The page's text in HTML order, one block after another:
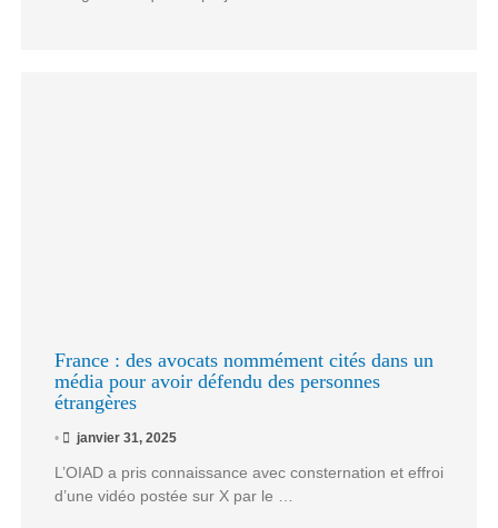
France : des avocats nommément cités dans un
média pour avoir défendu des personnes
étrangères
• janvier 31, 2025
L’OIAD a pris connaissance avec consternation et effroi
d’une vidéo postée sur X par le …